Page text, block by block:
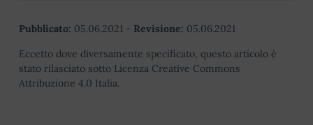
Pubblicato: 05.06.2021 - Revisione: 05.06.2021
Eccetto dove diversamente specificato, questo articolo è
stato rilasciato sotto Licenza Creative Commons
Attribuzione 4.0 Italia.